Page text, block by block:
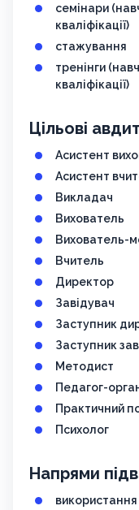
семінари
кваліфікації)
стажування
тренінги
кваліфікації)
Цільові
Асистент
Асистент
Викладач
Вихователь
Вихователь-
Вчитель
Директор
Завідувач
Заступник
Заступник
Методист
Педагог-
Практичний
Психолог
Напрями